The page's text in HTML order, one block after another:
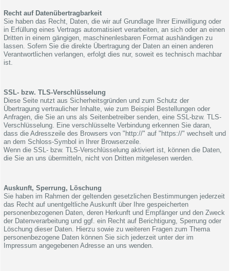
Recht auf Datenübertragbarkeit
Sie haben das Recht, Daten, die wir auf Grundlage Ihrer Einwilligung oder
in Erfüllung eines Vertrags automatisiert verarbeiten, an sich oder an einen
Dritten in einem gängigen, maschinenlesbaren Format aushändigen zu
lassen. Sofern Sie die direkte Übertragung der Daten an einen anderen
Verantwortlichen verlangen, erfolgt dies nur, soweit es technisch machbar
ist.
SSL- bzw. TLS-Verschlüsselung
Diese Seite nutzt aus Sicherheitsgründen und zum Schutz der
Übertragung vertraulicher Inhalte, wie zum Beispiel Bestellungen oder
Anfragen, die Sie an uns als Seitenbetreiber senden, eine SSL-bzw. TLS-
Verschlüsselung. Eine verschlüsselte Verbindung erkennen Sie daran,
dass die Adresszeile des Browsers von "http://" auf "https://" wechselt und
an dem Schloss-Symbol in Ihrer Browserzeile.
Wenn die SSL- bzw. TLS-Verschlüsselung aktiviert ist, können die Daten,
die Sie an uns übermitteln, nicht von Dritten mitgelesen werden.
Auskunft, Sperrung, Löschung
Sie haben im Rahmen der geltenden gesetzlichen Bestimmungen jederzeit
das Recht auf unentgeltliche Auskunft über Ihre gespeicherten
personenbezogenen Daten, deren Herkunft und Empfänger und den Zweck
der Datenverarbeitung und ggf. ein Recht auf Berichtigung, Sperrung oder
Löschung dieser Daten. Hierzu sowie zu weiteren Fragen zum Thema
personenbezogene Daten können Sie sich jederzeit unter der im
Impressum angegebenen Adresse an uns wenden.